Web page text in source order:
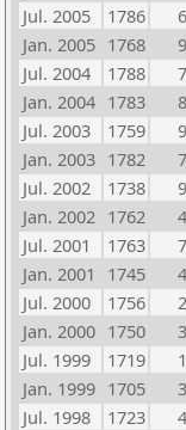
Jul. 2005
1786 6
Jan. 2005 1768 9
Jul. 2004
1788 7
Jan. 2004 1783 8
Jul. 2003
1759 9
Jan. 2003 1782 7
Jul. 2002
1738 9
Jan. 2002 1762 4
Jul. 2001
1763 7
Jan. 2001
1745 4
Jul. 2000
1756 2
Jan. 2000 1750 3
Jul. 1999
1719 1
Jan. 1999 1705 3
Jul. 1998
1723 4